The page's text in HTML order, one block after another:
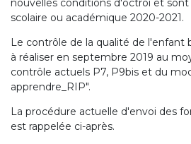
nouvelles conditions d'octroi et sont
scolaire ou académique 2020-2021.
Le contrôle de la qualité de l'enfant
à réaliser en septembre 2019 au
contrôle actuels P7, P9bis et du
apprendre_RIP".
La procédure actuelle d'envoi des
est rappelée ci-après.